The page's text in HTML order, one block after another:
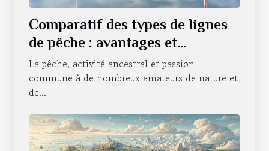
Comparatif des types de lignes
de pêche : avantages et
utilisations
La pêche, activité ancestral et passion
commune à de nombreux amateurs de nature et
de...